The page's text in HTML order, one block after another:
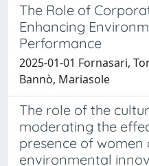
The Role of
Enhancing
Performance
2025-01-01 Fornasari,
Bannò, Mariasole
The role of the
moderating the
presence of
environmental